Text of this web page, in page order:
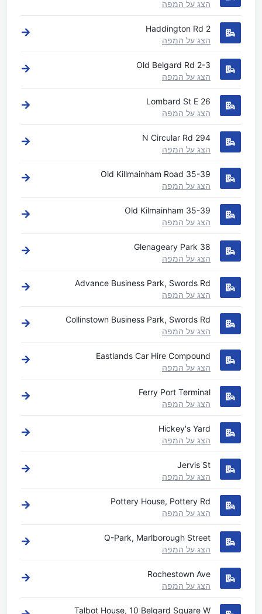
הצג על המפה
2 Haddington Rd
הצג על המפה
2-3 Old Belgard Rd
הצג על המפה
26 Lombard St E
הצג על המפה
294 N Circular Rd
הצג על המפה
35-39 Old Killmainham Road
הצג על המפה
35-39 Old Kilmainham
הצג על המפה
38 Glenageary Park
הצג על המפה
Advance Business Park, Swords Rd
הצג על המפה
Collinstown Business Park, Swords Rd
הצג על המפה
Eastlands Car Hire Compound
הצג על המפה
Ferry Port Terminal
הצג על המפה
Hickey's Yard
הצג על המפה
Jervis St
הצג על המפה
Pottery House, Pottery Rd
הצג על המפה
Q-Park, Marlborough Street
הצג על המפה
Rochestown Ave
הצג על המפה
Talbot House, 10 Belgard Square W